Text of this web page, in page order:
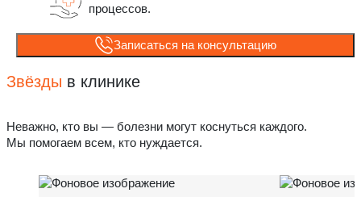
процессов.
Записаться на консультацию
Звёзды в клинике
Неважно, кто вы — болезни могут коснуться каждого.
Мы помогаем всем, кто нуждается.